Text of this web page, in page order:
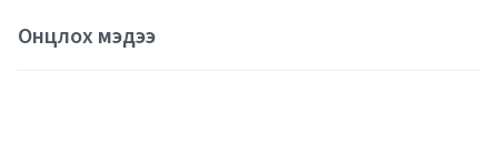
Онцлох мэдээ